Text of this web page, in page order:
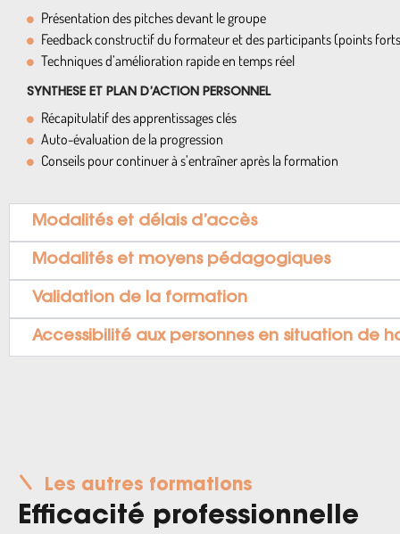
Présentation des pitches devant le groupe
Feedback constructif du formateur et des participants (points
Techniques d’amélioration rapide en temps réel
SYNTHESE ET PLAN D’ACTION PERSONNEL
Récapitulatif des apprentissages clés
Auto-évaluation de la progression
Conseils pour continuer à s’entraîner après la formation
Modalités et délais d’accès
Modalités et moyens pédagogiques
Validation de la formation
Accessibilité aux personnes en situation de
Les autres formations
Efficacité professionnelle